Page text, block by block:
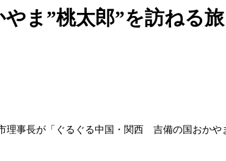
ま”桃太郎”を訪ねる
理事長が「ぐるぐる中国・関西 吉備の国おかや